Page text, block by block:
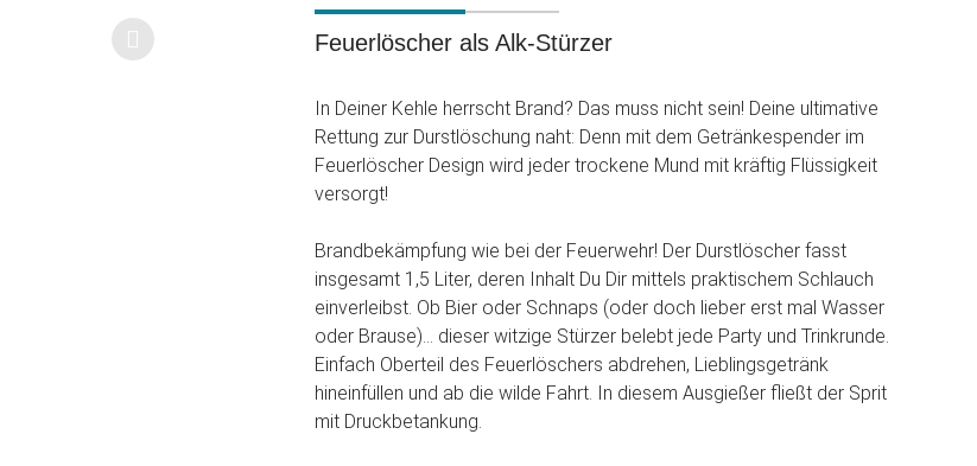
Feuerlöscher als Alk-Stürzer
In Deiner Kehle herrscht Brand? Das muss nicht sein! Deine ultimative
Rettung zur Durstlöschung naht: Denn mit dem Getränkespender im
Feuerlöscher Design wird jeder trockene Mund mit kräftig Flüssigkeit
versorgt!
Brandbekämpfung wie bei der Feuerwehr! Der Durstlöscher fasst
insgesamt 1,5 Liter, deren Inhalt Du Dir mittels praktischem Schlauch
einverleibst. Ob Bier oder Schnaps (oder doch lieber erst mal Wasser
oder Brause)... dieser witzige Stürzer belebt jede Party und Trinkrunde.
Einfach Oberteil des Feuerlöschers abdrehen, Lieblingsgetränk
hineinfüllen und ab die wilde Fahrt. In diesem Ausgießer fließt der Sprit
mit Druckbetankung.